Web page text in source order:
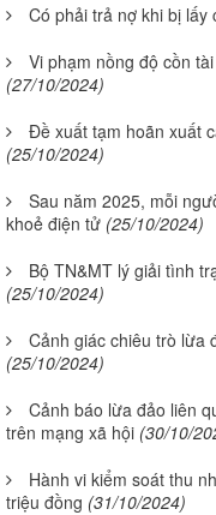
Có phải trả nợ khi bị lấy
Vi phạm nồng độ cồn
(27/10/2024)
Đề xuất tạm hoãn xuất
(25/10/2024)
Sau năm 2025, mỗi
khoẻ điện tử (25/10/2024)
Bộ TN&MT lý giải tình
(25/10/2024)
Cảnh giác chiêu trò lừa
(25/10/2024)
Cảnh báo lừa đảo liên
trên mạng xã hội (30/10/
Hành vi kiểm soát thu
triệu đồng (31/10/2024)